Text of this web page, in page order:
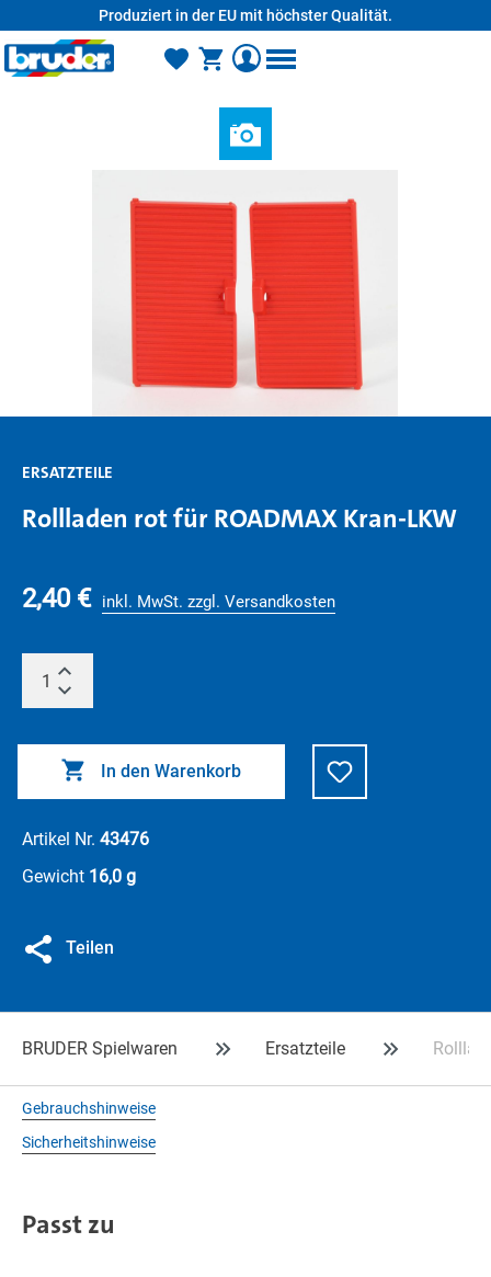
Produziert in der EU mit höchster Qualität.
ERSATZTEILE
Rollladen rot für ROADMAX Kran-LKW
2,40 € inkl. MwSt. zzgl. Versandkosten
In den Warenkorb
Artikel Nr. 43476
Gewicht 16,0 g
Teilen
BRUDER Spielwaren Ersatzteile
Gebrauchshinweise
Sicherheitshinweise
Passt zu